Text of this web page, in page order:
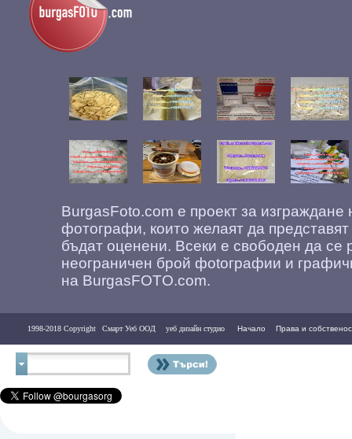
BurgasFoto.com е проект за
фотографи, които желаят да
бъдат оценени. Всеки е свободен да се
неограничен брой фоtографии и
на BurgasFOTO.com.
1998-2018 Copyright Смарт Уеб ООД уеб дизайн студио Начало Права и